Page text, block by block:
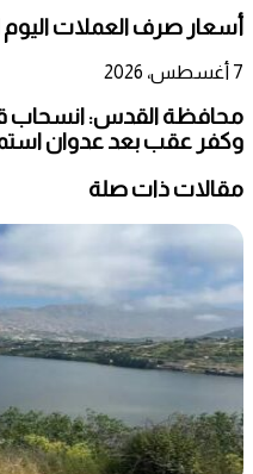
أسعار صرف العملات
7 أغسطس، 2026
محافظة القدس: انسحاب
وكفر عقب بعد عدوان
مقالات ذات صلة